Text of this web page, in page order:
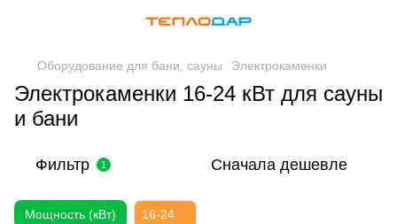
Оборудование для бани, сауны Электрокаменки
Электрокаменки 16-24 кВт для сауны
и бани
Фильтр 1 Сначала дешевле
Мощность (кВт) 16-24